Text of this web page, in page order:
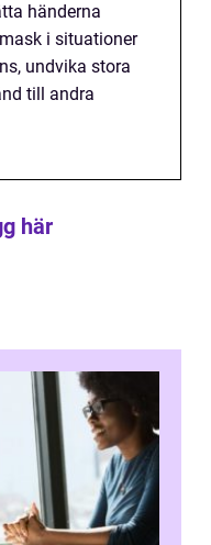
händerna
i situationer
undvika stora
till andra
här